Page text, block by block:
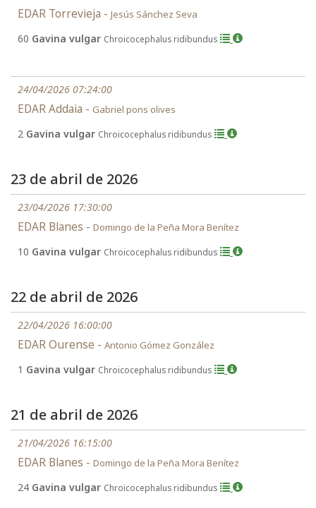
EDAR Torrevieja - Jesús Sánchez Seva
60 Gavina vulgar Chroicocephalus ridibundus
24/04/2026 07:24:00
EDAR Addaia - Gabriel pons olives
2 Gavina vulgar Chroicocephalus ridibundus
23 de abril de 2026
23/04/2026 17:30:00
EDAR Blanes - Domingo de la Peña Mora Benítez
10 Gavina vulgar Chroicocephalus ridibundus
22 de abril de 2026
22/04/2026 16:00:00
EDAR Ourense - Antonio Gómez González
1 Gavina vulgar Chroicocephalus ridibundus
21 de abril de 2026
21/04/2026 16:15:00
EDAR Blanes - Domingo de la Peña Mora Benítez
24 Gavina vulgar Chroicocephalus ridibundus